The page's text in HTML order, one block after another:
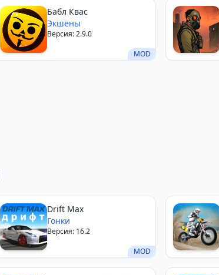
MOD
Бабл Квас
Экшены
Версия: 2.9.0
MOD
Drift Max
Гонки
Версия: 16.2